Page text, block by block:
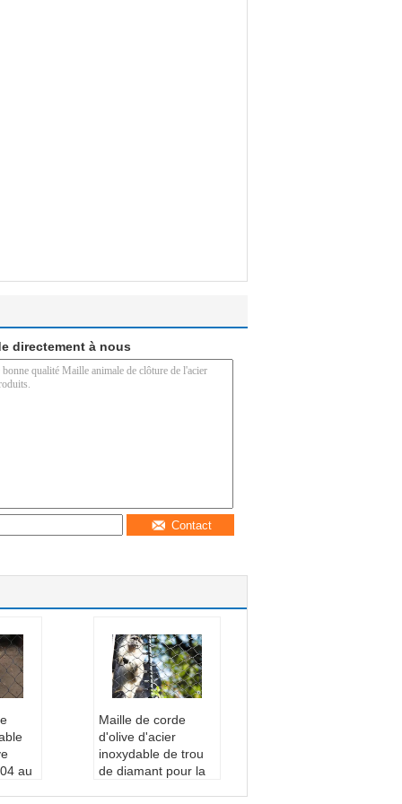
directement à nous
Contact
au
Maille de corde
d'olive d'acier
inoxydable de trou
de diamant pour la